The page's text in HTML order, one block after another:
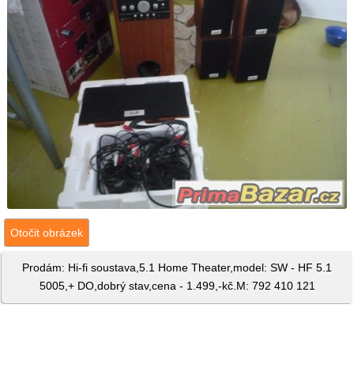
Otočit obrázek
Prodám: Hi-fi soustava,5.1 Home Theater,model: SW - HF 5.1
5005,+ DO,dobrý stav,cena - 1.499,-kč.M: 792 410 121